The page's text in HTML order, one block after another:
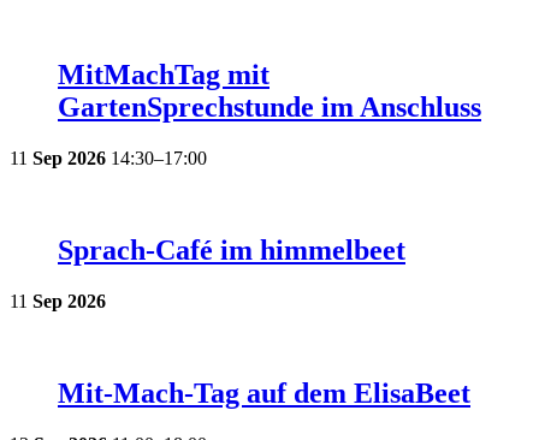
MitMachTag mit
GartenSprechstunde im Anschluss
11 Sep 2026 14:30–17:00
Sprach-Café im himmelbeet
11 Sep 2026
Mit-Mach-Tag auf dem ElisaBeet